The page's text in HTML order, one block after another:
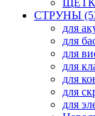
СТРУНЫ
для
для
для
для
для
для
для